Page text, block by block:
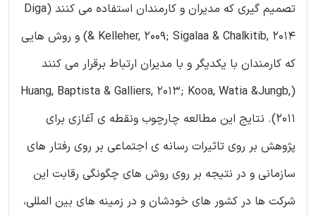
تصمیم گیری که مدیران و کارمندان استفاده می کنند (Diga
& Kelleher, 2009; Sigalaa & Chalkitib, 2014) و روش هایی
که کارمندان با یکدیگر و با مدیران ارتباط برقرار می کنند
(Huang, Baptista & Galliers, 2013; Kooa, Watia &Jungb,
2011). نتایج این مطالعه چارچوب ونقطه ی آغازی برای
پژوهش بر روی تاثیرات رسانه ی اجتماعی بر روی رفتار های
سازمانی و در نتیجه بر روی روش های چگونگی رقابت این
شرکت ها در کشور های خودشان و در زمینه های بین المللی،